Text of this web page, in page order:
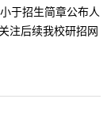
于招生简章公布人
注后续我校研招网